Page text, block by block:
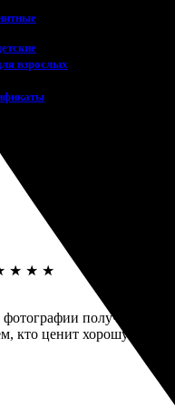
взрослых
фото через сайт,
★ ★ ★
фотографии получились
кто ценит хорошую